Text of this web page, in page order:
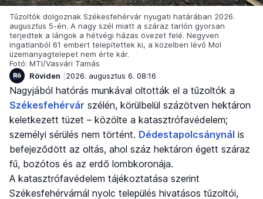
Tűzoltók dolgoznak Székesfehérvár nyugati határában 2026.
augusztus 5-én. A nagy szél miatt a száraz tarlón gyorsan
terjedtek a lángok a hétvégi házas övezet felé. Negyven
ingatlanból 61 embert telepítettek ki, a közelben lévő Mol
üzemanyagtelepet nem érte kár.
Fotó: MTI/Vasvári Tamás
Röviden
2026. augusztus 6. 08:16
Nagyjából hatórás munkával oltották el a tűzoltók a
Székesfehérvár szélén, körülbelül százötven hektáron
keletkezett tüzet – közölte a katasztrófavédelem;
személyi sérülés nem történt. Dédestapolcsánynál is
befejeződött az oltás, ahol száz hektáron égett száraz
fű, bozótos és az erdő lombkoronája.
A katasztrófavédelem tájékoztatása szerint
Székesfehérvárnál nyolc település hivatásos tűzoltói,